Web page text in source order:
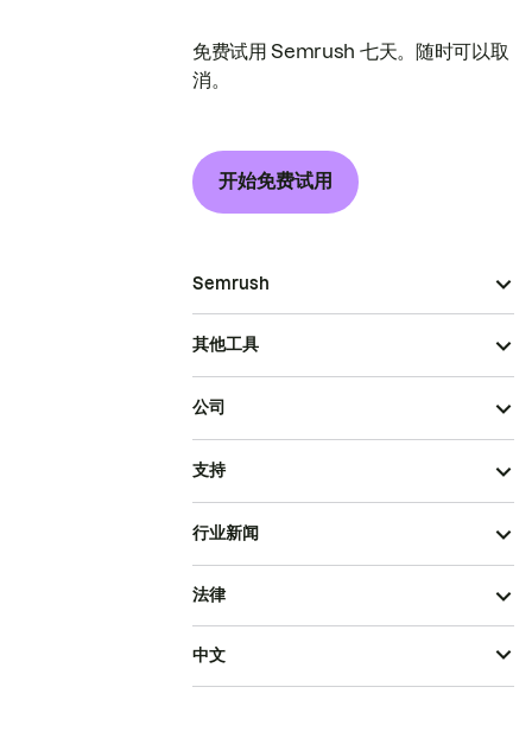
免费试用 Semrush 七天。随时可以取
消。
开始免费试用
Semrush
其他工具
公司
支持
行业新闻
法律
中文